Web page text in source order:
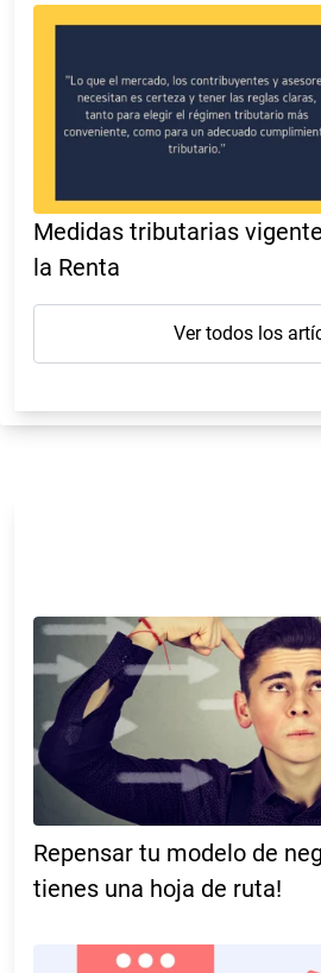
Medidas tributarias
la Renta
Ver todos los
Repensar tu modelo de
tienes una hoja de ruta!